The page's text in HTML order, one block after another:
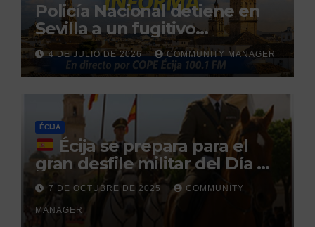
Policía Nacional detiene en
Sevilla a un fugitivo
reclamado por narcotráfico
tras no regresar a prisión
durante un permiso
penitenciario
4 DE JULIO DE 2026 COMMUNITY MANAGER
ÉCIJA
Écija se prepara para el
gran desfile militar del Día de
la Hispanidad organizado por
el Centro Militar de Cría
Caballar
7 DE OCTUBRE DE 2025 COMMUNITY
MANAGER